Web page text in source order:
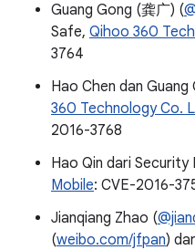
Guang Gong (龚广) (
Safe, Qihoo 360
3764
Hao Chen dan
360 Technology Co.
2016-3768
Hao Qin dari Security
Mobile: CVE-2016-
Jianqiang Zhao (
(weibo.com/jfpan)